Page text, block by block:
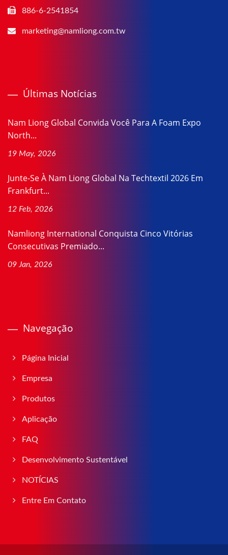
886-6-2541854
marketing@namliong.com.tw
Últimas Notícias
Nam Liong Global Convida Você Para A Foam Expo
North...
19 May, 2026
Junte-Se À Nam Liong Global Na Techtextil 2026 Em
Frankfurt...
12 Feb, 2026
Namliong International Conquista Cinco Vitórias
Consecutivas Premiado...
09 Jan, 2026
Navegação
Página Inicial
Empresa
Produtos
Aplicação
FAQ
Desenvolvimento Sustentável
NOTÍCIAS
Entre Em Contato